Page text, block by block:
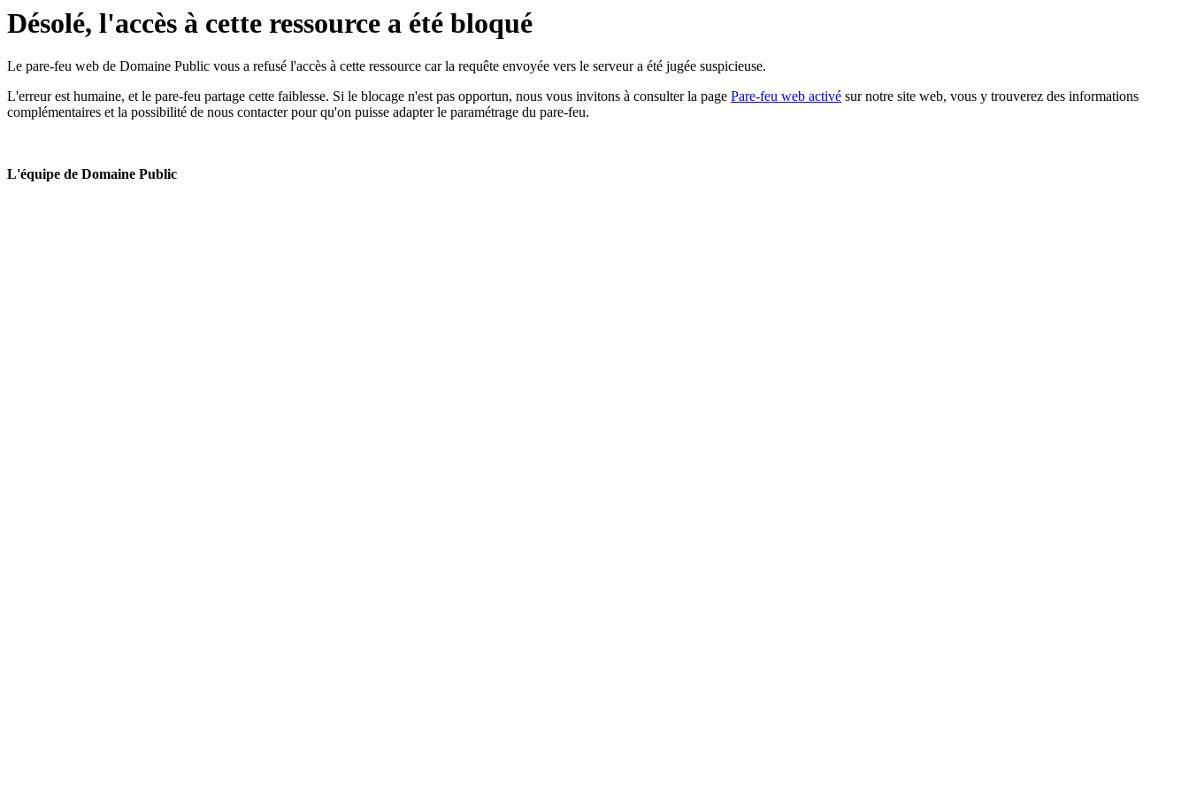
Désolé, l'accès à cette ressource a été bloqué
Le pare-feu web de Domaine Public vous a refusé l'accès à cette ressource car la requête envoyée vers le serveur a été jugée suspicieuse.
L'erreur est humaine, et le pare-feu partage cette faiblesse. Si le blocage n'est pas opportun, nous vous invitons à consulter la page Pare-feu web activé sur notre site web, vous y trouverez des informations
complémentaires et la possibilité de nous contacter pour qu'on puisse adapter le paramétrage du pare-feu.
L'équipe de Domaine Public